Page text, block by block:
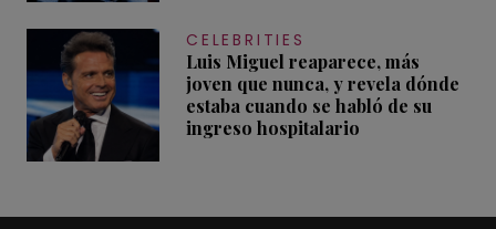
CELEBRITIES
Luis Miguel reaparece, más
joven que nunca, y revela dónde
estaba cuando se habló de su
ingreso hospitalario